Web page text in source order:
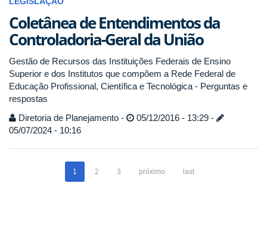
Coletânea de Entendimentos da
Controladoria-Geral da União
Gestão de Recursos das Instituições Federais de Ensino
Superior e dos Institutos que compõem a Rede Federal de
Educação Profissional, Científica e Tecnológica - Perguntas e
respostas
Diretoria de Planejamento -
05/12/2016 - 13:29 -
05/07/2024 - 10:16
1 2 3 próximo last